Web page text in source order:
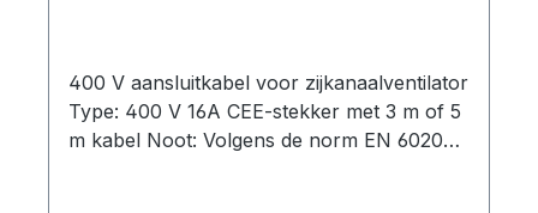
400 V aansluitkabel voor zijkanaalventilator
Type: 400 V 16A CEE-stekker met 3 m of 5
m kabel Noot: Volgens de norm EN 60204-